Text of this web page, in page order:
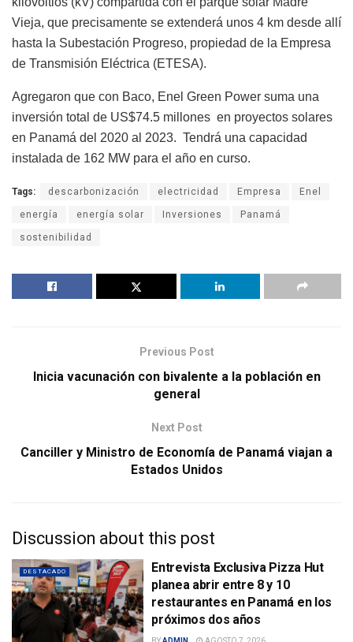
Vieja, que precisamente se extenderá unos 4 km desde allí
hasta la Subestación Progreso, propiedad de la Empresa
de Transmisión Eléctrica (ETESA).
Agregaron que con Baco, Enel Green Power suma una
inversión total de US$74.5 millones en proyectos solares
en Panamá del 2020 al 2023. Tendrá una capacidad
instalada de 162 MW para el año en curso.
Tags: descarbonización electricidad Empresa Enel
energía energía solar Inversiones Panamá
sostenibilidad
Previous Post
Inicia vacunación con bivalente a la población en
general
Next Post
Canciller y Ministro de Economía de Panamá viajan a
Estados Unidos
Discussion about this post
DESTACADO
Entrevista Exclusiva Pizza Hut
planea abrir entre 8 y 10
restaurantes en Panamá en los
próximos dos años